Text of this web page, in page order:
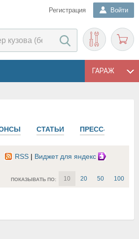
Регистрация Войти
ГАРАЖ
СТАТЬИ ПРЕСС-РЕЛИЗЫ
RSS | Виджет для яндекс
ПОКАЗЫВАТЬ ПО: 10 20 50 100